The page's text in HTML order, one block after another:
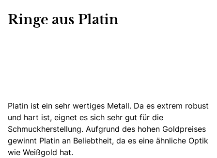
Ringe aus Platin
Platin ist ein sehr wertiges Metall. Da es extrem robust
und hart ist, eignet es sich sehr gut für die
Schmuckherstellung. Aufgrund des hohen Goldpreises
gewinnt Platin an Beliebtheit, da es eine ähnliche Optik
wie Weißgold hat.